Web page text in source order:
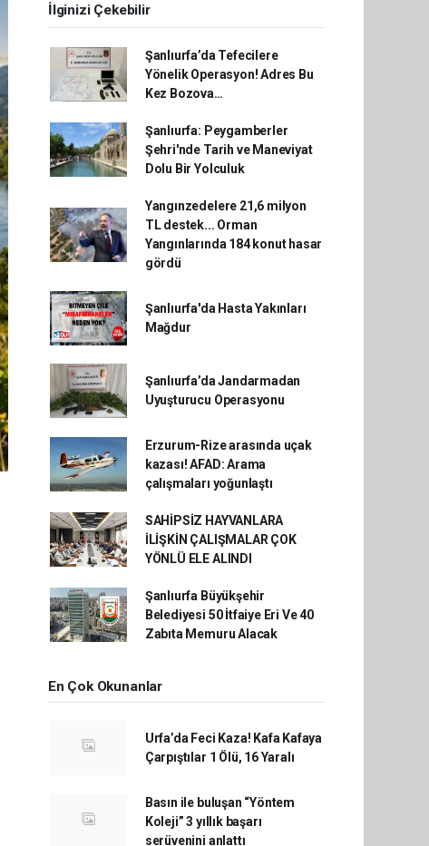
İlginizi Çekebilir
Şanlıurfa’da Tefecilere
Yönelik Operasyon! Adres Bu
Kez Bozova…
Şanlıurfa: Peygamberler
Şehri'nde Tarih ve Maneviyat
Dolu Bir Yolculuk
Yangınzedelere 21,6 milyon
TL destek... Orman
Yangınlarında 184 konut hasar
gördü
Şanlıurfa'da Hasta Yakınları
Mağdur
Şanlıurfa’da Jandarmadan
Uyuşturucu Operasyonu
Erzurum-Rize arasında uçak
kazası! AFAD: Arama
çalışmaları yoğunlaştı
SAHİPSİZ HAYVANLARA
İLİŞKİN ÇALIŞMALAR ÇOK
YÖNLÜ ELE ALINDI
Şanlıurfa Büyükşehir
Belediyesi 50 İtfaiye Eri Ve 40
Zabıta Memuru Alacak
En Çok Okunanlar
Urfa’da Feci Kaza! Kafa Kafaya
Çarpıştılar 1 Ölü, 16 Yaralı
Basın ile buluşan “Yöntem
Koleji” 3 yıllık başarı
serüvenini anlattı